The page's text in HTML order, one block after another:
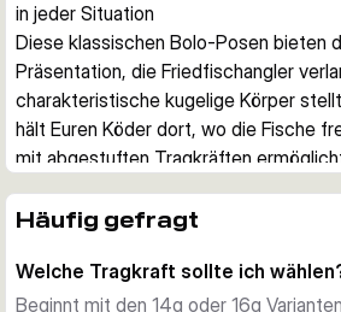
in jeder Situation
Diese klassischen Bolo-Posen bieten
Präsentation, die Friedfischangler
charakteristische kugelige Körper
hält Euren Köder dort, wo die Fische
mit abgestuften Tragkräften
Entwickelt für Match- und
beim Feederfischen gleichermaßen.
farbcodiert nach ihrer Tragkraft, was
Häufig gefragt
Welche Tragkraft sollte ich
Beginnt mit den 14g oder 16g